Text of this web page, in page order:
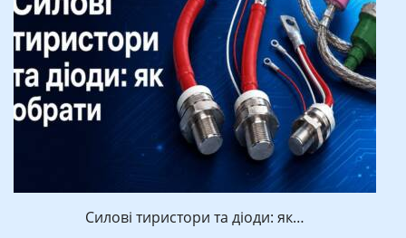
Силові тиристори та діоди: як…